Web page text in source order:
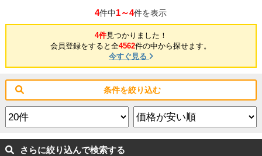
4件中1～4件を表示
4件見つかりました！
会員登録をすると全4562件の中から探せます。
今すぐ見る
条件を絞り込む
さらに絞り込んで検索する